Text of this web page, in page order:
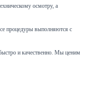
осмотру, а
процедуры выполняются с
и качественно. Мы ценим